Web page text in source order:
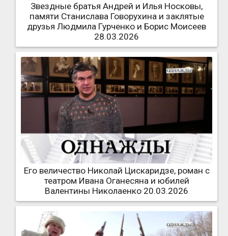
Звездные братья Андрей и Илья Носковы,
памяти Станислава Говорухина и заклятые
друзья Людмила Гурченко и Борис Моисеев
28.03.2026
Его величество Николай Цискаридзе, роман с
театром Ивана Оганесяна и юбилей
Валентины Николаенко 20.03.2026